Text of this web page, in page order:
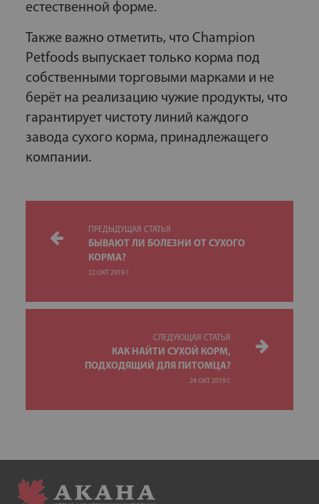
естественной форме.
Также важно отметить, что Champion
Petfoods выпускает только корма под
собственными торговыми марками и не
берёт на реализацию чужие продукты, что
гарантирует чистоту линий каждого
завода сухого корма, принадлежащего
компании.
ПРЕДЫДУЩАЯ СТАТЬЯ
БЫВАЮТ ЛИ БОЛЕЗНИ ОТ СУХОГО
КОРМА?
22 ОКТ 2019 Г.
СЛЕДУЮЩАЯ СТАТЬЯ
КАК НАЙТИ СУХОЙ КОРМ,
ПОДХОДЯЩИЙ ДЛЯ ПИТОМЦА?
24 ОКТ 2019 Г.